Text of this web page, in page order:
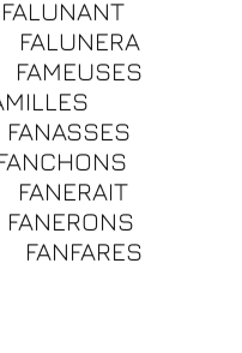
FALUNANT
FALUNERA
FAMEUSES
FANASSES
FANERAIT
FANERONS
FANFARES